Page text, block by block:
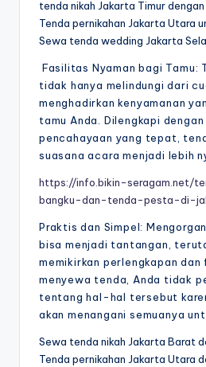
tenda nikah Jakarta Timur
Tenda pernikahan Jakarta Utara
Sewa tenda wedding Jakarta
Fasilitas Nyaman bagi Tamu:
tidak hanya melindungi dari
menghadirkan kenyamanan
tamu Anda. Dilengkapi
pencahayaan yang tepat,
suasana acara menjadi lebih
https://info.bikin-seragam.net/
bangku-dan-tenda-pesta-di-
Praktis dan Simpel:
bisa menjadi tantangan,
memikirkan perlengkapan
menyewa tenda, Anda tidak
tentang hal-hal tersebut
akan menangani semuanya
Sewa tenda nikah Jakarta Barat
Tenda pernikahan Jakarta Utara